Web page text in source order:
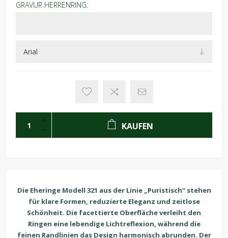
GRAVUR HERRENRING:
KAUFEN
Die Eheringe Modell 321 aus der Linie „Puristisch“ stehen
für klare Formen, reduzierte Eleganz und zeitlose
Schönheit. Die facettierte Oberfläche verleiht den
Ringen eine lebendige Lichtreflexion, während die
feinen Randlinien das Design harmonisch abrunden. Der